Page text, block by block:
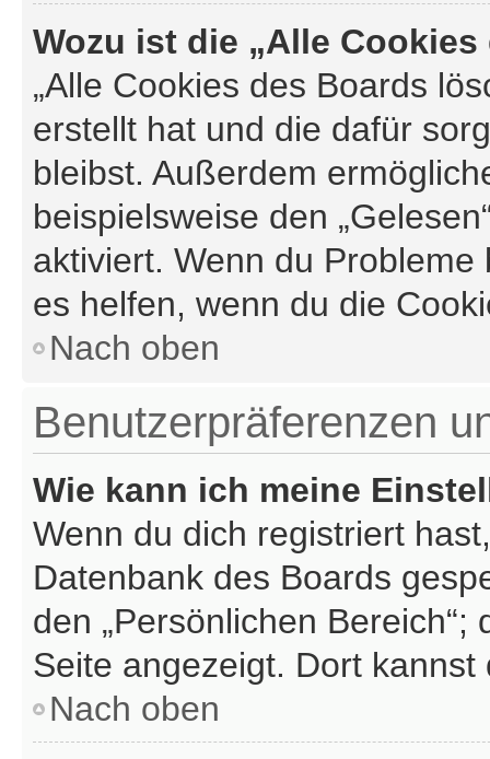
Wozu ist die „Alle
„Alle Cookies des Boards
erstellt hat und die dafür
bleibst. Außerdem
beispielsweise den
aktiviert. Wenn du
es helfen, wenn du die
Nach oben
Benutzerpräferenzen
Wie kann ich meine
Wenn du dich registriert
Datenbank des Boards
den „Persönlichen
Seite angezeigt. Dort
Nach oben